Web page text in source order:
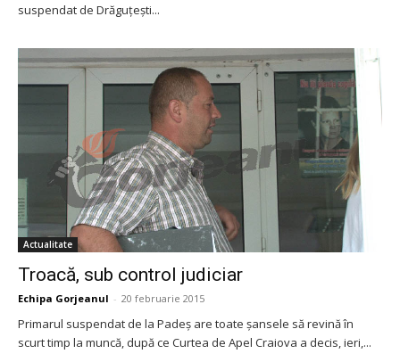
suspendat de Drăguţeşti...
Actualitate
Troacă, sub control judiciar
Echipa Gorjeanul - 20 februarie 2015
Primarul suspendat de la Padeș are toate șansele să revină în
scurt timp la muncă, după ce Curtea de Apel Craiova a decis, ieri,...